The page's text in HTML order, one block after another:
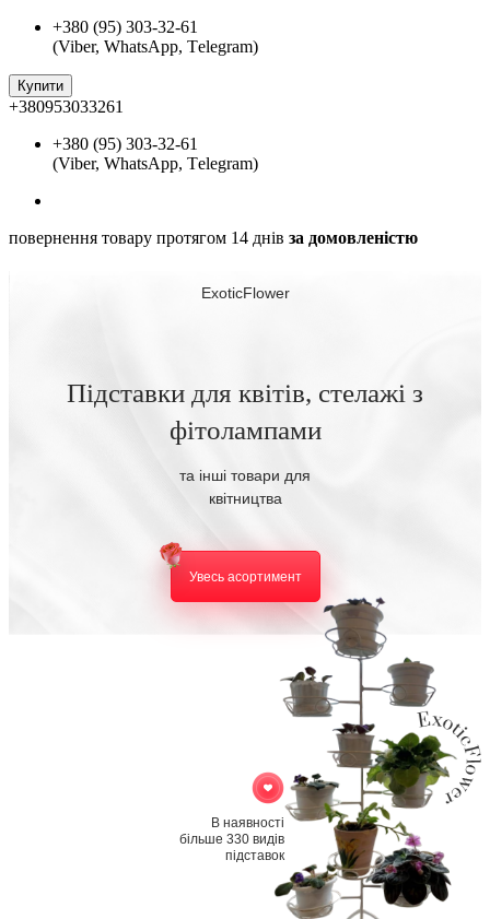
+380 (95) 303-32-61
(Viber, WhatsApp, Тelegram)
Купити
+380953033261
+380 (95) 303-32-61
(Viber, WhatsApp, Тelegram)
повернення товару протягом 14 днів за домовленістю
ExoticFlower
Підставки для квітів, стелажі з
фітолампами
та інші товари для
квітництва
Увесь асортимент
В наявності
більше 330 видів
підставок